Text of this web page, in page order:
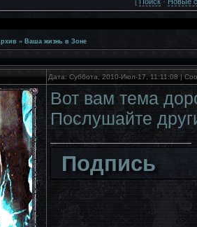
» Ваша жизнь в Зоне
Дата: Суббота, 2010-Июл-17, 11:11:08 |
Вот вам тема
Послушайте
Подпись